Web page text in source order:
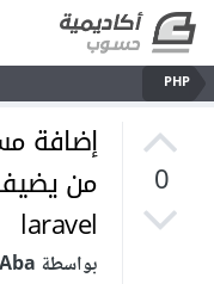
PHP
0
إضافة
من
laravel
بواسطة Mujt Aba